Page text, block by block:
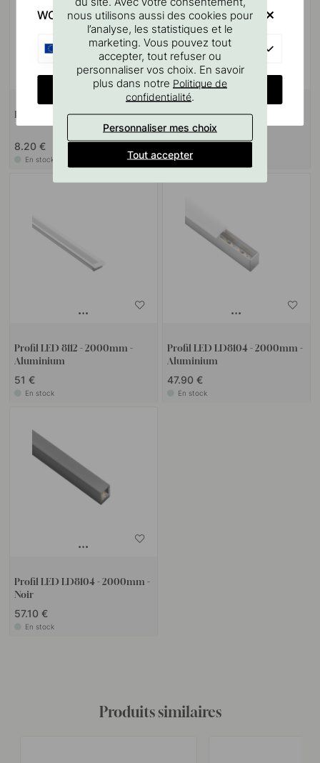
Embouts LD8104 - 2/p - Noir
8.20 €
En stock
Embouts LD8104 - Aluminium
2-p
6.20 €
En stock
Profil LED 8112 - 2000mm -
Aluminium
51 €
En stock
Profil LED LD8104 - 2000mm -
Aluminium
47.90 €
En stock
Profil LED LD8104 - 2000mm -
Noir
57.10 €
En stock
Produits similaires
nous utilisons aussi des cookies pour
l’analyse, les statistiques et le
marketing. Vous pouvez tout
accepter, tout refuser ou
personnaliser vos choix. En savoir
plus dans notre Politique de
confidentialité.
Personnaliser mes choix
Tout accepter
WOULD YOU RATHER VISIT?
CHANGE COUNTRY